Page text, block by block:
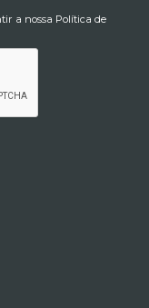
a nossa Política de